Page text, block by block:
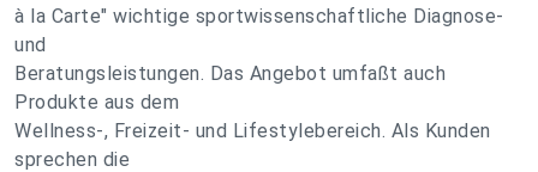
à la Carte" wichtige sportwissenschaftliche Diagnose-
und
Beratungsleistungen. Das Angebot umfaßt auch
Produkte aus dem
Wellness-, Freizeit- und Lifestylebereich. Als Kunden
sprechen die